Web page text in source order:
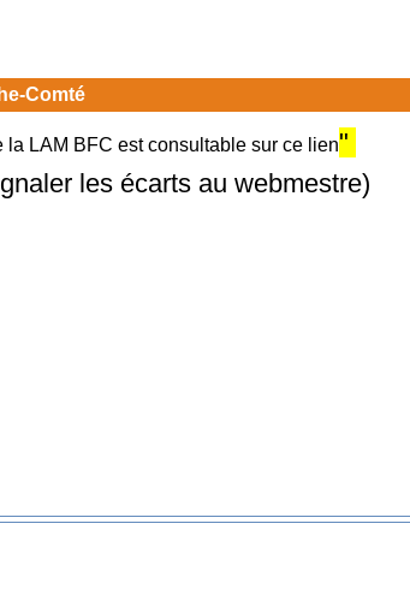
Comté
la LAM BFC est consultable sur ce lien"
les écarts au webmestre)